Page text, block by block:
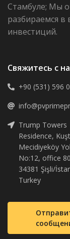
Стамбуле; Мы
разбираемся в
инвестиций.
Свяжитесь с
+90 (531) 596
Trump Towers
Residence,
Mecidiyeköy
No:12, office
34381 Şişli/
Turkey